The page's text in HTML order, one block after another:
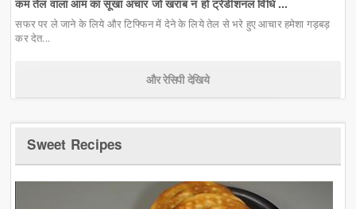
कम तेल वाला आम का सूखा अचार जो खराब न हो ट्रेडीशनल विधि ...
सफर पर ले जाने के लिये और टिफ्फिन में देने के लिये तेल से भरे हुए आचार हमेशा गड़बड़
कर देत...
और रेसिपी देखिये
Sweet Recipes